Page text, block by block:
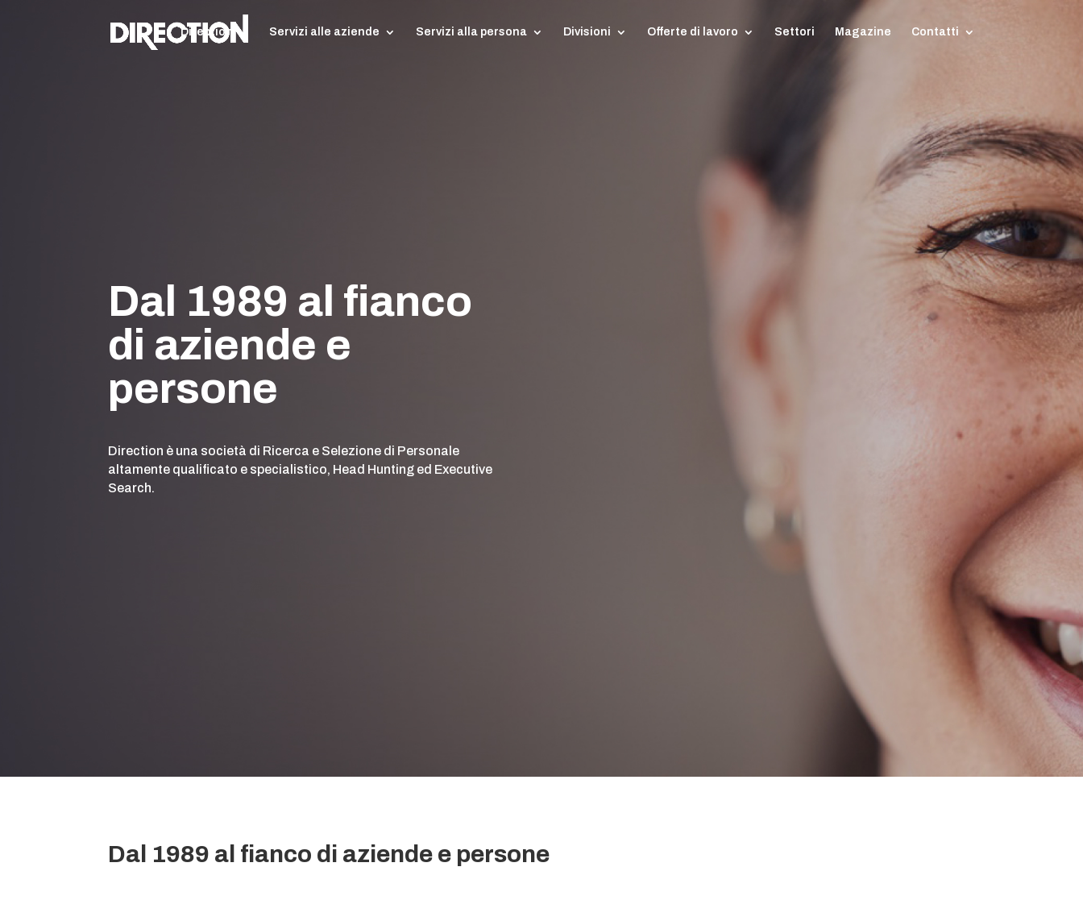
Direction Servizi alle aziende Servizi alla persona Divisioni Offerte di lavoro Settori Magazine Contatti
Dal 1989 al fianco
di aziende e
persone
Direction è una società di Ricerca e Selezione di Personale
altamente qualificato e specialistico, Head Hunting ed Executive
Search.
Dal 1989 al fianco di aziende e persone